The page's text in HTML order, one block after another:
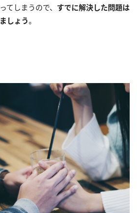
てしまうので、 すでに解決した問題は
しょう。